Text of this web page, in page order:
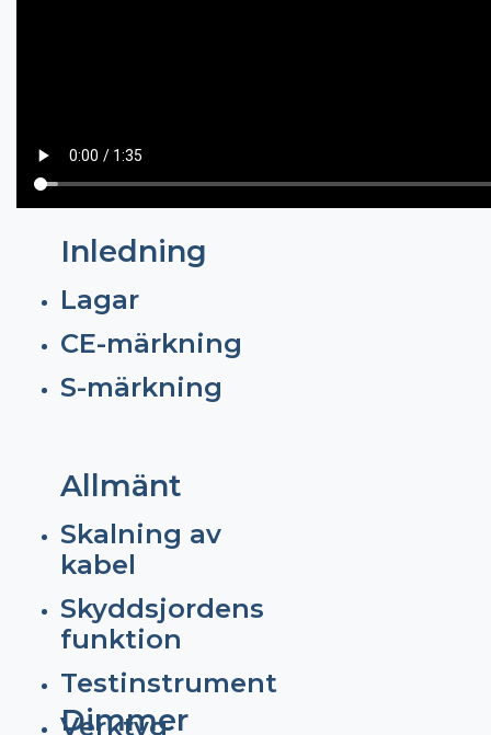
Inledning
Lagar
CE-märkning
S-märkning
Allmänt
Skalning av
kabel
Skyddsjordens
funktion
Testinstrument
Verktyg
Dimmer